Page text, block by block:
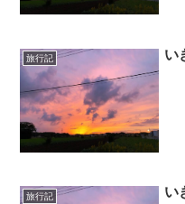
旅行記 い
旅行記 い